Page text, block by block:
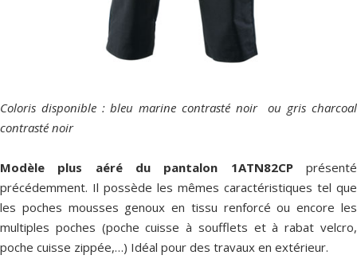
Coloris disponible : bleu marine contrasté noir ou gris charcoal
contrasté noir
Modèle plus aéré du pantalon 1ATN82CPprésenté
précédemment. Il possède les mêmes caractéristiques tel que
les poches mousses genoux en tissu renforcé ou encore les
multiples poches (poche cuisse à soufflets et à rabat velcro,
poche cuisse zippée,…) Idéal pour des travaux en extérieur.